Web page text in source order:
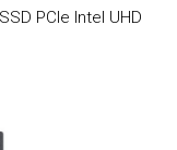
PCIe Intel UHD